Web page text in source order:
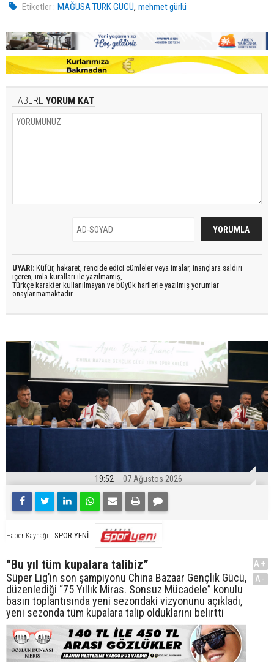
Etiketler : MAĞUSA TÜRK GÜCÜ,mehmet gürlü
HABERE YORUM KAT
UYARI: Küfür, hakaret, rencide edici cümleler veya imalar, inançlara saldırı
içeren, imla kuralları ile yazılmamış,
Türkçe karakter kullanılmayan ve büyük harflerle yazılmış yorumlar
onaylanmamaktadır.
19:52 07 Ağustos 2026
Haber Kaynağı SPOR YENİ
“Bu yıl tüm kupalara talibiz”
Süper Lig’in son şampiyonu China Bazaar Gençlik Gücü,
düzenlediği “75 Yıllık Miras. Sonsuz Mücadele” konulu
basın toplantısında yeni sezondaki vizyonunu açıkladı,
yeni sezonda tüm kupalara talip olduklarını belirtti
A+
A-